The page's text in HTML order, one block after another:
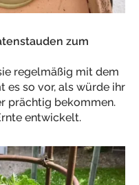
zum
regelmäßig mit dem
es so vor, als würde ihr
prächtig bekommen.
entwickelt.